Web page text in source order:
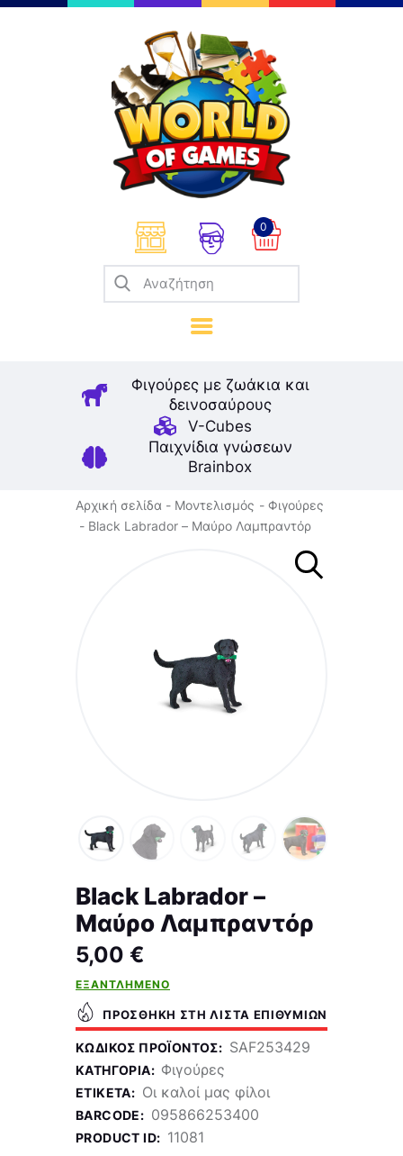
0
Φιγούρες με ζωάκια και
δεινοσαύρους
V-Cubes
Παιχνίδια γνώσεων
Brainbox
Επιτραπέζια
Παζλ
Παιχνίδια Καρτών
Σπαζοκεφαλιές
Κατασκευές
Καλλιτεχνικά
Μοντελισμός
Βιβλία
Παιχνίδια Ρόλων
Αρχική σελίδα Μοντελισμός
Φιγούρες
Black Labrador – Μαύρο Λαμπραντόρ
Black Labrador –
Μαύρο Λαμπραντόρ
5,00 €
ΕΞΑΝΤΛΗΜΈΝΟ
ΠΡΟΣΘΉΚΗ ΣΤΗ ΛΊΣΤΑ ΕΠΙΘΥΜΙΏΝ
ΚΩΔΙΚΌΣ ΠΡΟΪΌΝΤΟΣ: SAF253429
ΚΑΤΗΓΟΡΊΑ: Φιγούρες
ΕΤΙΚΈΤΑ: Οι καλοί μας φίλοι
BARCODE: 095866253400
PRODUCT ID: 11081